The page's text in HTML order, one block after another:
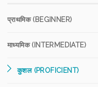
प्राथमिक (BEGINNER)
माध्यमिक (INTERMEDIATE)
कुशल (PROFICIENT)